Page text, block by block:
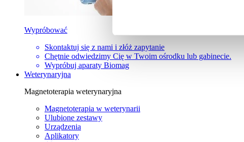
Wypróbować
Skontaktuj się z nami i złóż zapytanie
Chętnie odwiedzimy Cię w Twoim ośrodku lub gabinecie.
Wypróbuj aparaty Biomag
Weterynaryjna
Magnetoterapia weterynaryjna
Magnetoterapia w weterynarii
Ulubione zestawy
Urządzenia
Aplikatory